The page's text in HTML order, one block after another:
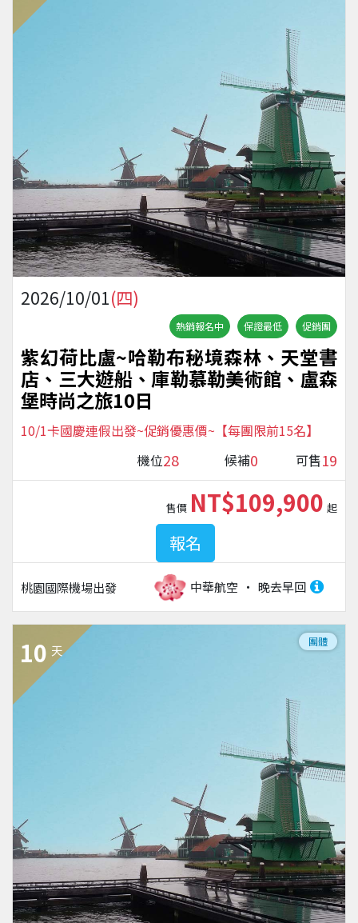
2026/10/01(四)
熱銷報名中 保證最低 促銷團
紫幻荷比盧~哈勒布秘境森林、天堂書
店、三大遊船、庫勒慕勒美術館、盧森
堡時尚之旅10日
10/1卡國慶連假出發~促銷優惠價~【每團限前15名】
機位28 候補0 可售19
桃園國際機場出發 中華航空 晚去早回
售價 NT$109,900 起
報名
10 天
團體